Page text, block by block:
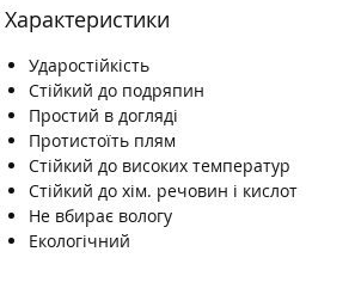
Характеристики
Ударостійкість
Стійкий до подряпин
Простий в догляді
Протистоїть плям
Стійкий до високих температур
Стійкий до хім. речовин і кислот
Не вбирає вологу
Екологічний